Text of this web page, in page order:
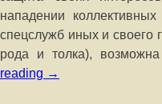
нападении
спецслужб иных и своего
рода и толка), возможна
reading →